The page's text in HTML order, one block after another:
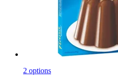
2 options